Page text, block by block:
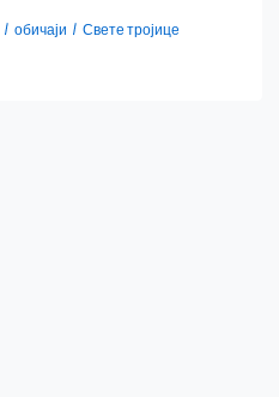
обичаји Свете тројице